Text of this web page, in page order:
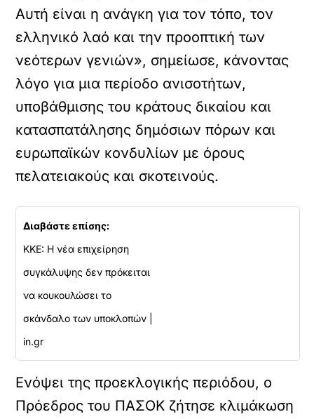
Αυτή είναι η ανάγκη για τον τόπο, τον
ελληνικό λαό και την προοπτική των
νεότερων γενιών», σημείωσε, κάνοντας
λόγο για μια περίοδο ανισοτήτων,
υποβάθμισης του κράτους δικαίου και
κατασπατάλησης δημόσιων πόρων και
ευρωπαϊκών κονδυλίων με όρους
πελατειακούς και σκοτεινούς.
Διαβάστε επίσης:
KKE: Η νέα επιχείρηση
συγκάλυψης δεν πρόκειται
να κουκουλώσει το
σκάνδαλο των υποκλοπών |
in.gr
Ενόψει της προεκλογικής περιόδου, ο
Πρόεδρος του ΠΑΣΟΚ ζήτησε κλιμάκωση